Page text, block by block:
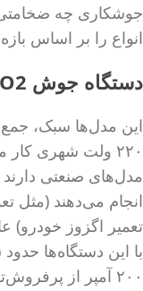
جوشکاری چه
انواع را بر اساس
دستگاه جوش CO2 خانگی (۱۵۰ تا ۲۰۰ آمپر)
این مدل‌ها سبک،
۲۲۰ ولت شهری
مدل‌های صنعتی
انجام می‌دهند (مثل
تعمیر اگزوز
۲۰۰ آمپر از پرفروش‌ترین‌ها هستند.